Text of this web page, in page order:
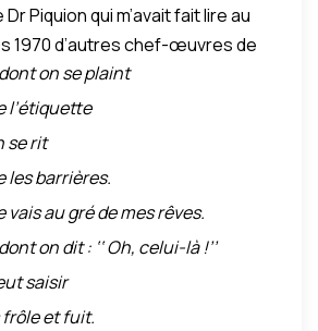
» Voilà le modèle d’un écrivain
envers son pays, son
son continent! Du pur Jacques
pur Jacques Roumain! Deux
n’ont pas été des « Haïtiens
de la dimension de
le guetteur permanent
25 septembre 2016)
de l’ École Normale William
Bernard Dadié s’était siganlé
dans le théâtre populaire,
son merveilleux poème
Dieu de m’avoir créé Noir
sa propre couleur et les
il retrace aussi son histoire et son
sa vocation spécifique, son
avec une insigne fierté… »
Dr René Piquion, Le
12 septembre 1991, page 1)
Piquion qui m’avait fait lire au
1970 d’autres chef-œuvres de
à l’Afrique », « L’Afrique veut
vent »… Et dans ce dernier, il dit
autres Nègres:
on se plaint
l’étiquette
se rit
les barrières.
vais au gré de mes rêves.
on dit : ‘‘ Oh, celui-là !’’
saisir
frôle et fuit.